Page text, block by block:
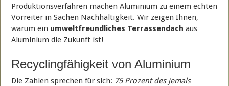
Produktionsverfahren machen Aluminium zu einem echten
Vorreiter in Sachen Nachhaltigkeit. Wir zeigen Ihnen,
warum ein umweltfreundliches Terrassendach aus
Aluminium die Zukunft ist!
Recyclingfähigkeit von Aluminium
Die Zahlen sprechen für sich: 75 Prozent des jemals